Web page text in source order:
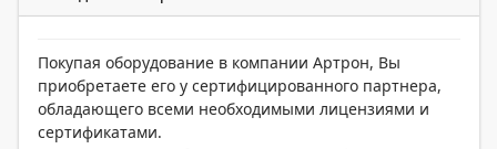
Покупая оборудование в компании Артрон, Вы
приобретаете его у сертифицированного партнера,
обладающего всеми необходимыми лицензиями и
сертификатами.